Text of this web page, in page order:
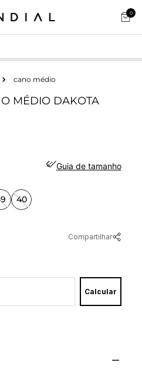
0
cano médio
MÉDIO DAKOTA
Guia de tamanho
40
Compartilhar
Calcular